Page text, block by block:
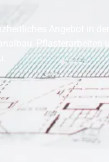
Angebot in
Pflasterarbeiten